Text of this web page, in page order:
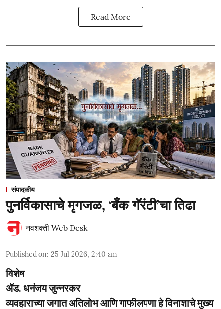
Read More
संपादकीय
पुनर्विकासाचे मृगजळ, ‘बँक गॅरंटी’चा तिढा
नवशक्ती Web Desk
Published on: 25 Jul 2026, 2:40 am
विशेष
ॲड. धनंजय जुन्नरकर
व्यवहाराच्या जगात अतिलोभ आणि गाफीलपणा हे विनाशाचे मुख्य